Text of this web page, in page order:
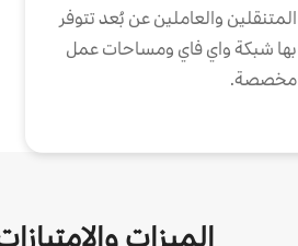
المتنقلين والعاملين عن بُعد تتوفر
بها شبكة واي فاي ومساحات عمل
مخصصة.
الميزات